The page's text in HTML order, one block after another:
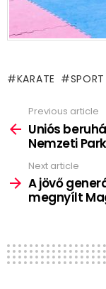
KARATE SPORT
more
Previous article
Uniós
Nemzeti
Next article
A jövő
megnyílt